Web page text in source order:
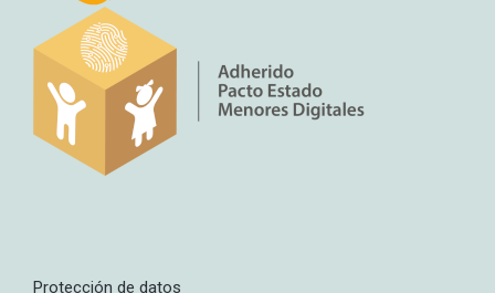
Protección de datos